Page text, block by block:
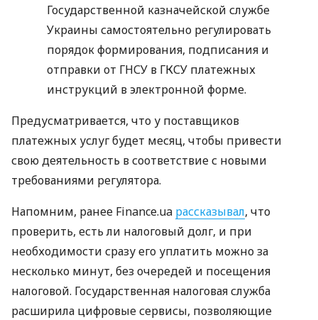
Государственной казначейской службе
Украины самостоятельно регулировать
порядок формирования, подписания и
отправки от ГНСУ в ГКСУ платежных
инструкций в электронной форме.
Предусматривается, что у поставщиков
платежных услуг будет месяц, чтобы привести
свою деятельность в соответствие с новыми
требованиями регулятора.
Напомним, ранее Finance.ua рассказывал, что
проверить, есть ли налоговый долг, и при
необходимости сразу его уплатить можно за
несколько минут, без очередей и посещения
налоговой. Государственная налоговая служба
расширила цифровые сервисы, позволяющие